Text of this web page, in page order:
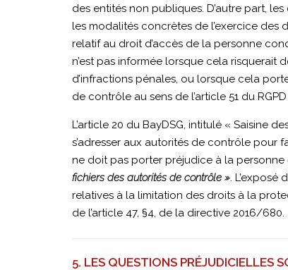
│
FAITS
&
PROCEDURE
des entités non publiques. D’autre part,
les modalités concrètes de l’exercice des
relatif au droit d’accès de la personne
n’est pas informée lorsque cela
d’infractions pénales, ou lorsque cela
de contrôle au sens de l’article 51 du
L’article 20 du BayDSG, intitulé « Saisine
s’adresser aux autorités de contrôle pour
ne doit pas porter préjudice à la
fichiers des autorités de contrôle ». L’exposé
relatives à la limitation des droits à la
de l’article 47, §4, de la directive 2016/680.
5. LES QUESTIONS PRÉJUDICIELLES